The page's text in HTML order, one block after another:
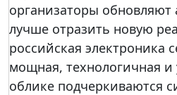
организаторы обновляют
лучше отразить новую
российская электроника
мощная, технологичная
облике подчеркиваются